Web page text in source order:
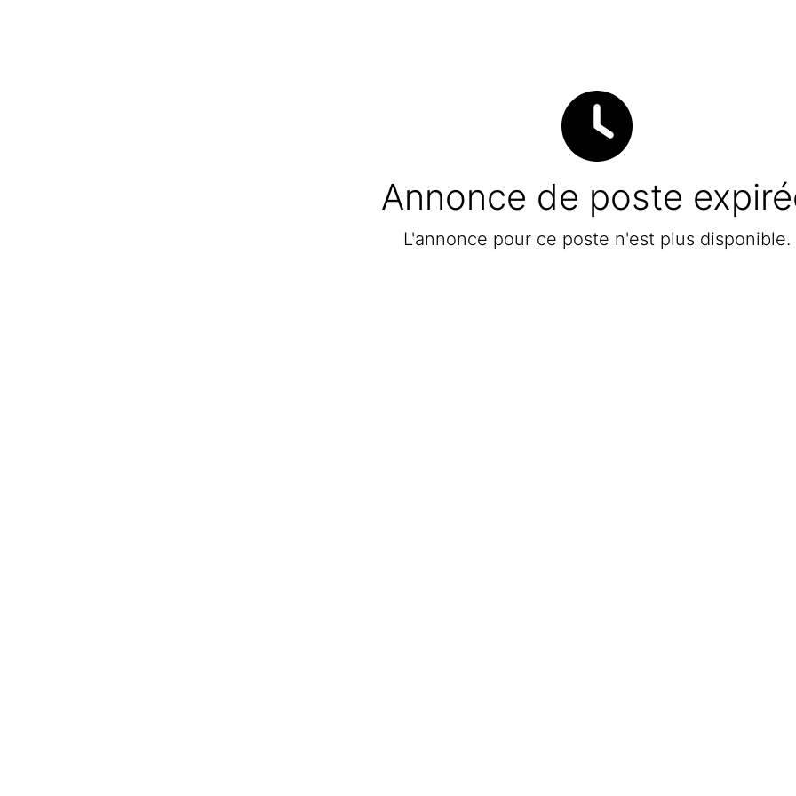
Annonce de poste
L'annonce pour ce poste n'est plus disponible.